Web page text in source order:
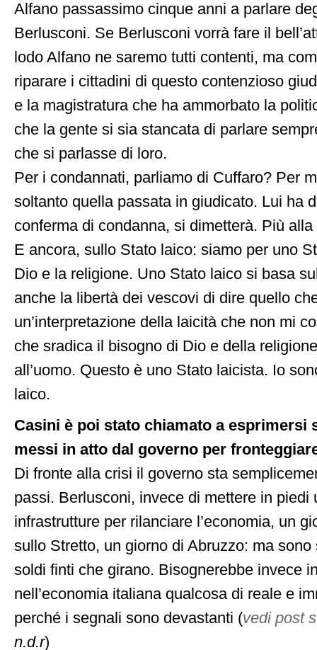
Alfano passassimo cinque anni a parlare
Berlusconi. Se Berlusconi vorrà fare il
lodo Alfano ne saremo tutti contenti, ma
riparare i cittadini di questo contenzioso
e la magistratura che ha ammorbato la
che la gente si sia stancata di parlare
che si parlasse di loro.
Per i condannati, parliamo di Cuffaro? Per
soltanto quella passata in giudicato. Lui ha
conferma di condanna, si dimetterà. Più
E ancora, sullo Stato laico: siamo per uno
Dio e la religione. Uno Stato laico si basa
anche la libertà dei vescovi di dire quello
un’interpretazione della laicità che non mi
che sradica il bisogno di Dio e della
all’uomo. Questo è uno Stato laicista. Io
laico.
Casini è poi stato chiamato a esprimersi
messi in atto dal governo per
Di fronte alla crisi il governo sta
passi. Berlusconi, invece di mettere in piedi
infrastrutture per rilanciare l’economia, un
sullo Stretto, un giorno di Abruzzo: ma
soldi finti che girano. Bisognerebbe invece
nell’economia italiana qualcosa di reale e
perché i segnali sono devastanti (vedi post
n.d.r)